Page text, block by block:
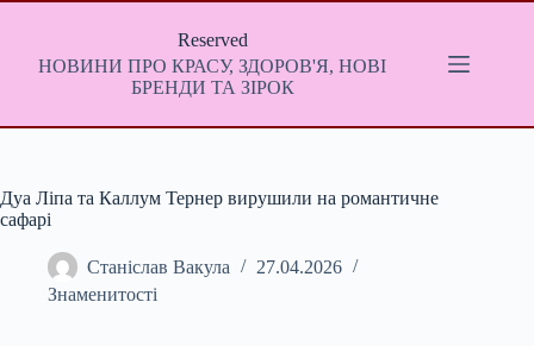
Перейти
Reserved
НОВИНИ ПРО КРАСУ, ЗДОРОВ'Я, НОВІ
БРЕНДИ ТА ЗІРОК
Дуа Ліпа та Каллум Тернер вирушили на романтичне
сафарі
Станіслав Вакула
27.04.2026
Знаменитості